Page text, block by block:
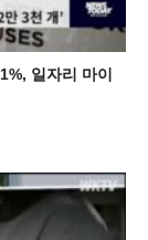
일자리 마이